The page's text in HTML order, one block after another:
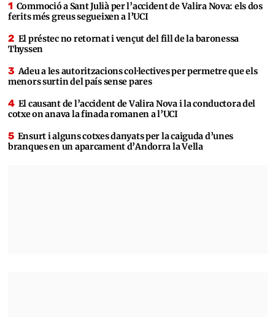
Commoció a Sant Julià per l’accident de Valira Nova: els dos
ferits més greus segueixen a l’UCI
El préstec no retornat i vençut del fill de la baronessa
Thyssen
Adeu a les autoritzacions col·lectives per permetre que els
menors surtin del país sense pares
El causant de l’accident de Valira Nova i la conductora del
cotxe on anava la finada romanen a l’UCI
Ensurt i alguns cotxes danyats per la caiguda d’unes
branques en un aparcament d’Andorra la Vella